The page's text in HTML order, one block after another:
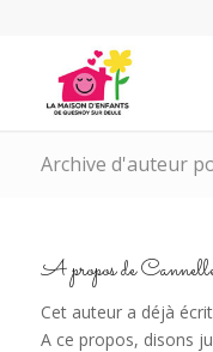
Archive d'auteur
A propos de
Cet auteur a déjà
A ce propos, disons